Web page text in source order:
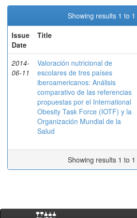
Showing results 1 to 1
Issue
Date
Title
2014-
06-11
Valoración nutricional de
escolares de tres países
iberoamericanos: Análisis
comparativo de las referencias
propuestas por el International
Obesity Task Force (IOTF) y la
Organización Mundial de la
Salud
Showing results 1 to 1